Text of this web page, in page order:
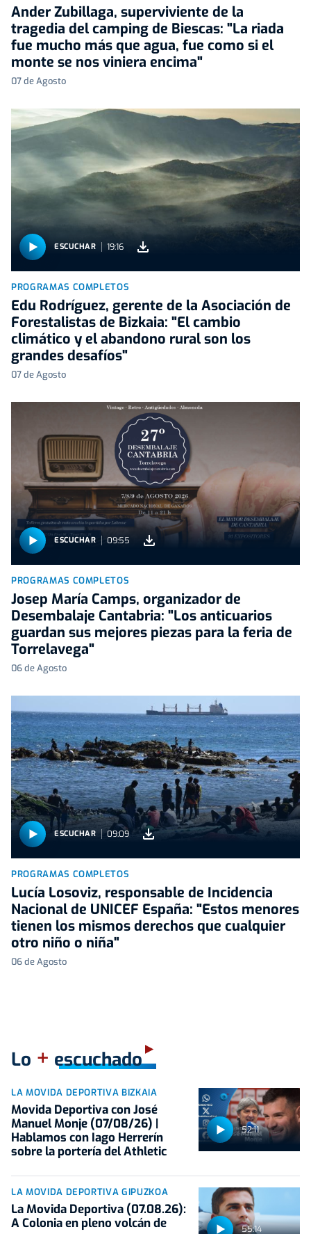
Ander Zubillaga, superviviente de la
tragedia del camping de Biescas: "La riada
fue mucho más que agua, fue como si el
monte se nos viniera encima"
07 de Agosto
ESCUCHAR 19:16
PROGRAMAS COMPLETOS
Edu Rodríguez, gerente de la Asociación de
Forestalistas de Bizkaia: "El cambio
climático y el abandono rural son los
grandes desafíos"
07 de Agosto
ESCUCHAR 09:55
PROGRAMAS COMPLETOS
Josep María Camps, organizador de
Desembalaje Cantabria: "Los anticuarios
guardan sus mejores piezas para la feria de
Torrelavega"
06 de Agosto
ESCUCHAR 09:09
PROGRAMAS COMPLETOS
Lucía Losoviz, responsable de Incidencia
Nacional de UNICEF España: "Estos menores
tienen los mismos derechos que cualquier
otro niño o niña"
06 de Agosto
Lo + escuchado
52:11
LA MOVIDA DEPORTIVA BIZKAIA
Movida Deportiva con José
Manuel Monje (07/08/26) |
Hablamos con Iago Herrerín
sobre la portería del Athletic
55:14
LA MOVIDA DEPORTIVA GIPUZKOA
La Movida Deportiva (07.08.26):
A Colonia en pleno volcán de